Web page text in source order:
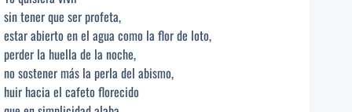
sin tener que ser profeta,
estar abierto en el agua como la flor de loto,
perder la huella de la noche,
no sostener más la perla del abismo,
huir hacia el cafeto florecido